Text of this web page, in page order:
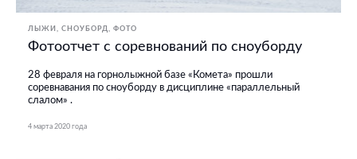
ЛЫЖИ, СНОУБОРД ФОТО
Фотоотчет с соревнований по сноуборду
28 февраля на горнолыжной базе «Комета» прошли
соревнавания по сноуборду в дисциплине «параллельный
слалом» .
4 марта 2020 года